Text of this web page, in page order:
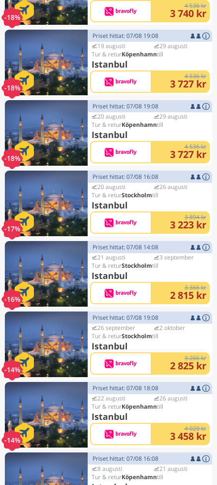
-18%
4 536 kr
3 740 kr
-18%
Priset hittat: 07/08 19:08
19 augusti
Köpenhamn
Istanbul
29 augusti
4 536 kr
3 727 kr
-18%
Priset hittat: 07/08 19:08
20 augusti
Köpenhamn
Istanbul
29 augusti
4 536 kr
3 727 kr
-17%
Priset hittat: 07/08 16:08
20 augusti
Stockholm
Istanbul
26 augusti
3 894 kr
3 223 kr
-16%
Priset hittat: 07/08 14:08
21 augusti
Stockholm
Istanbul
3 september
3 366 kr
2 815 kr
-14%
Priset hittat: 07/08 19:08
26 september
Stockholm
Istanbul
2 oktober
3 266 kr
2 825 kr
-14%
Priset hittat: 07/08 18:08
22 augusti
Köpenhamn
Istanbul
26 augusti
4 020 kr
3 458 kr
Priset hittat: 07/08 16:08
8 augusti
Köpenhamn
21 augusti